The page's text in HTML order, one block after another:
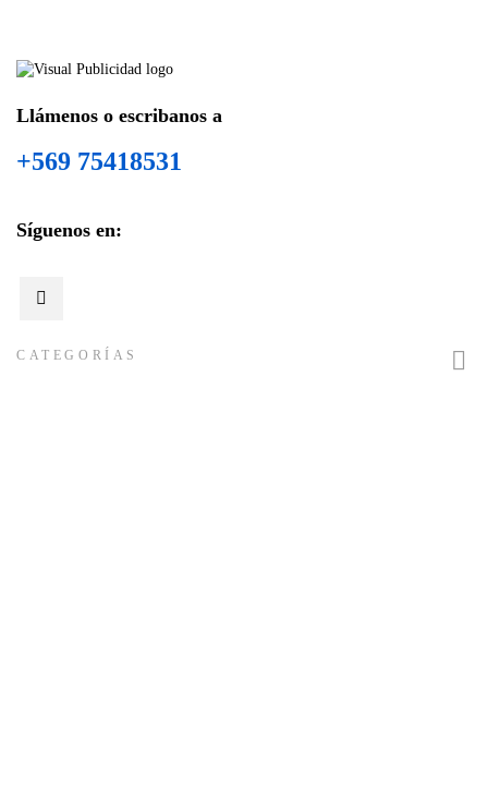
Llámenos o escribanos a
+569 75418531
Síguenos en:
CATEGORÍAS 